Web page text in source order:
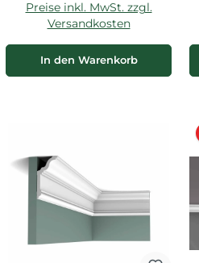
Preise inkl. MwSt. zzgl.
Versandkosten
In den Warenkorb